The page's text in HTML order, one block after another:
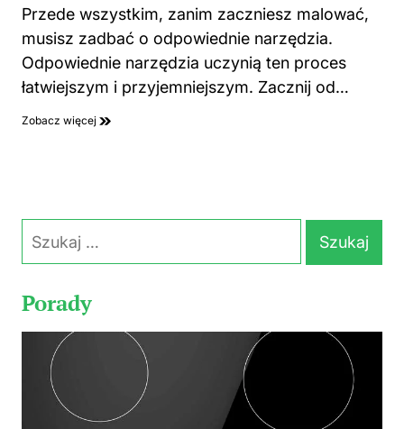
Przede wszystkim, zanim zaczniesz malować,
musisz zadbać o odpowiednie narzędzia.
Odpowiednie narzędzia uczynią ten proces
łatwiejszym i przyjemniejszym. Zacznij od…
Zobacz więcej
Szukaj:
Porady